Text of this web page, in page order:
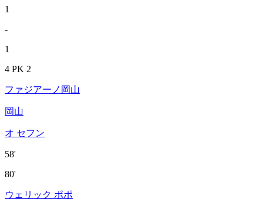
1
-
1
4 PK 2
ファジアーノ岡山
岡山
オ セフン
58'
80'
ウェリック ポポ